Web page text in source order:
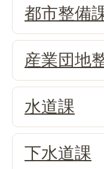
都市整備
産業団地
水道課
下水道課